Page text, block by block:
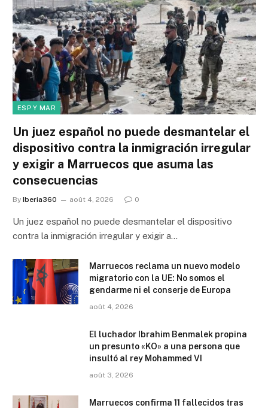
ESP Y MAR
Un juez español no puede desmantelar el
dispositivo contra la inmigración irregular
y exigir a Marruecos que asuma las
consecuencias
By Iberia360 août 4, 2026 0
Un juez español no puede desmantelar el dispositivo
contra la inmigración irregular y exigir a…
Marruecos reclama un nuevo modelo
migratorio con la UE: No somos el
gendarme ni el conserje de Europa
août 4, 2026
El luchador Ibrahim Benmalek propina
un presunto «KO» a una persona que
insultó al rey Mohammed VI
août 3, 2026
Marruecos confirma 11 fallecidos tras